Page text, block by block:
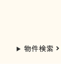
物件検索